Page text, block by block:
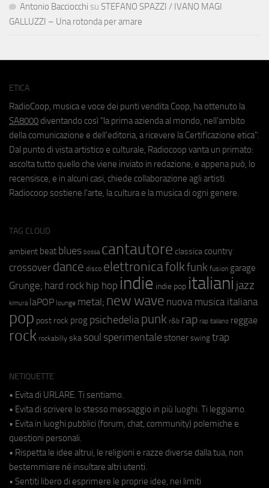
Antonio Bacciocchi su STEFANO SPAZZI / IVANO MAGI
GALLUZZI – Una rotonda per amare
ETICA
RadioCoop, musica e voce dei punti vendita Coop, ha ottenuto la
SA8000 diventando così "la prima azienda al mondo, nell'ambito
della comunicazione e dell'editoria, a ricevere la Certificazione etica".
Dal punto di vista artistico e culturale, Radiocoop vanta un primato:
ascolta tutto quello che viene inviato in redazione, e appena può, lo
recensisce, e in alcuni casi, chiede collaborazione agli artisti.
Radiocoop sostiene l'arte, la cultura e la musica di ogni genere.
TAG CLOUD
ambient beat blues bossa cantautore classica country
crossover dance disco elettronicafolkfunk fusion garage
Grunge; hard rock hip hop indie indie pop italiani jazz
kimura laPOP lounge metal; new wave nuova musica italiana
pop post rock prog psichedeliapunk r&b rap rap italiano reggae
rock rockabilly ska soul sperimentale stoner swing trap
NETIQUETTE
• Evita di URLARE. Ti sentiamo.
• Evita di scrivere lo stesso messaggio in più luoghi. Ti leggiamo.
• Evita in luoghi pubblici (forum, chat, community) polemiche e
questioni personali.
• Rispetta le idee altrui, le religioni e razze diverse dalla tua, non
bestemmiare né insultare altri utenti.
• Sentiti libero di esprimere le proprie idee, nei limiti